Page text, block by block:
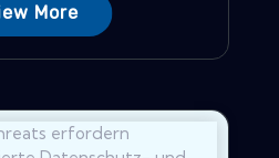
More